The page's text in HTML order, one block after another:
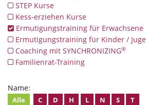
STEP Kurse
Kess-erziehen Kurse
Ermutigungstraining für Erwachsene
Ermutigungstraining für Kinder /
Coaching mit SYNCHRONIZING®
Familienrat-Training
Name:
Alle C D H L N S T